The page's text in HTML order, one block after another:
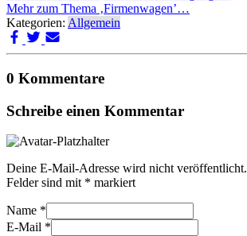
Mehr zum Thema ‚Firmenwagen’…
Kategorien: Allgemein
0 Kommentare
Schreibe einen Kommentar
Deine E-Mail-Adresse wird nicht veröffentlicht.
Felder sind mit * markiert
Name *
E-Mail *